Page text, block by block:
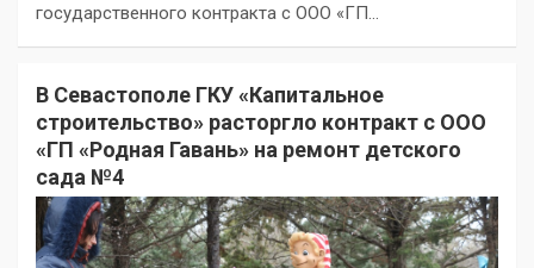
государственного контракта с ООО «ГП…
В Севастополе ГКУ «Капитальное
строительство» расторгло контракт с ООО
«ГП «Родная Гавань» на ремонт детского
сада №4